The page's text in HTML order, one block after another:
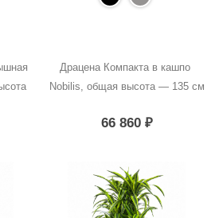
Драцена Компакта в кашпо
Nobilis, общая высота — 135 см
66 860 ₽